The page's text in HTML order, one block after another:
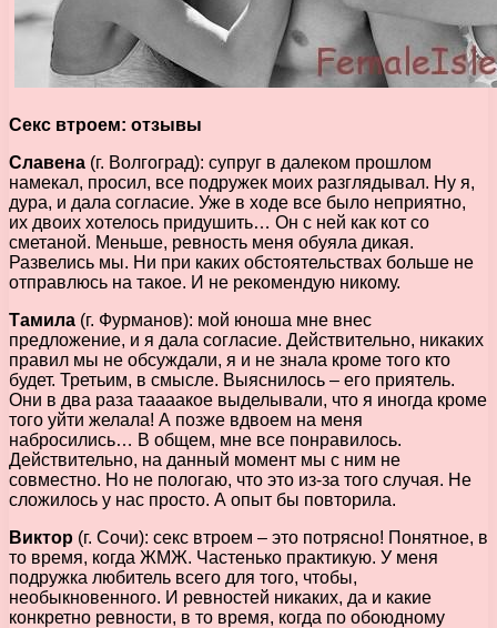
Секс втроем: отзывы
Славена (г. Волгоград): супруг в далеком прошлом
намекал, просил, все подружек моих разглядывал. Ну я,
дура, и дала согласие. Уже в ходе все было неприятно,
их двоих хотелось придушить… Он с ней как кот со
сметаной. Меньше, ревность меня обуяла дикая.
Развелись мы. Ни при каких обстоятельствах больше не
отправлюсь на такое. И не рекомендую никому.
Тамила (г. Фурманов): мой юноша мне внес
предложение, и я дала согласие. Действительно, никаких
правил мы не обсуждали, я и не знала кроме того кто
будет. Третьим, в смысле. Выяснилось – его приятель.
Они в два раза таааакое выделывали, что я иногда кроме
того уйти желала! А позже вдвоем на меня
набросились… В общем, мне все понравилось.
Действительно, на данный момент мы с ним не
совместно. Но не пологаю, что это из-за того случая. Не
сложилось у нас просто. А опыт бы повторила.
Виктор (г. Сочи): секс втроем – это потрясно! Понятное, в
то время, когда ЖМЖ. Частенько практикую. У меня
подружка любитель всего для того, чтобы,
необыкновенного. И ревностей никаких, да и какие
конкретно ревности, в то время, когда по обоюдному